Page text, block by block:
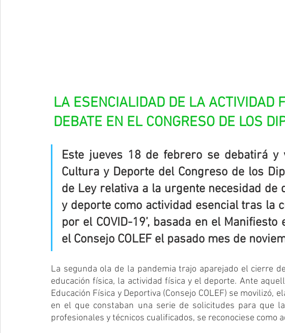
LA ESENCIALIDAD DE LA ACTIVIDAD
DEBATE EN EL CONGRESO DE LOS
Este jueves 18 de febrero se debatirá y
Cultura y Deporte del Congreso de los
de Ley relativa a la urgente necesidad de
y deporte como actividad esencial tras la
por el COVID-19’, basada en el
el Consejo COLEF el pasado mes de
La segunda ola de la pandemia trajo aparejado el cierre
educación física, la actividad física y el deporte. Ante
Educación Física y Deportiva (Consejo COLEF) se movilizó,
en el que constaban una serie de solicitudes para que
profesionales y técnicos cualificados, se reconociese como